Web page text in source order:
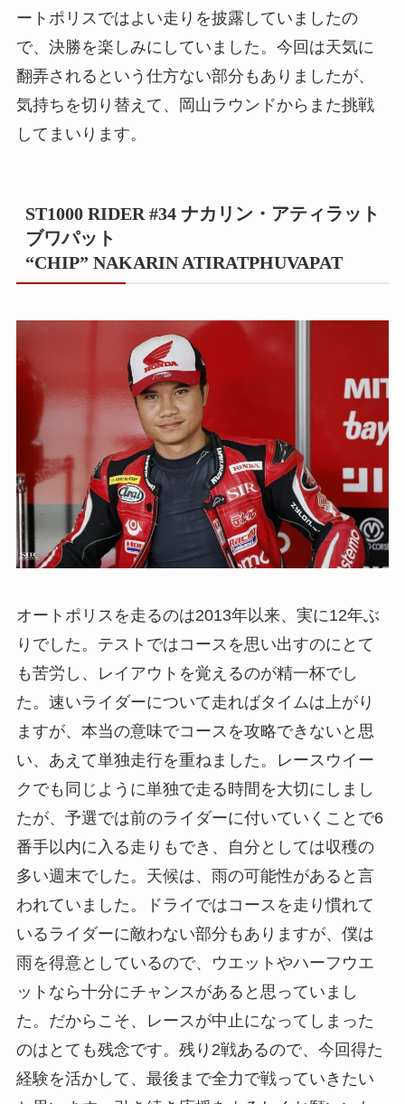
ートポリスではよい走りを披露していましたの
で、決勝を楽しみにしていました。今回は天気に
翻弄されるという仕方ない部分もありましたが、
気持ちを切り替えて、岡山ラウンドからまた挑戦
してまいります。
ST1000 RIDER #34 ナカリン・アティラット
ブワパット
“CHIP” NAKARIN ATIRATPHUVAPAT
オートポリスを走るのは2013年以来、実に12年ぶ
りでした。テストではコースを思い出すのにとて
も苦労し、レイアウトを覚えるのが精一杯でし
た。速いライダーについて走ればタイムは上がり
ますが、本当の意味でコースを攻略できないと思
い、あえて単独走行を重ねました。レースウイー
クでも同じように単独で走る時間を大切にしまし
たが、予選では前のライダーに付いていくことで6
番手以内に入る走りもでき、自分としては収穫の
多い週末でした。天候は、雨の可能性があると言
われていました。ドライではコースを走り慣れて
いるライダーに敵わない部分もありますが、僕は
雨を得意としているので、ウエットやハーフウエ
ットなら十分にチャンスがあると思っていまし
た。だからこそ、レースが中止になってしまった
のはとても残念です。残り2戦あるので、今回得た
経験を活かして、最後まで全力で戦っていきたい